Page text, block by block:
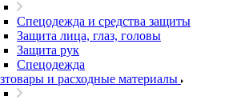
Спецодежда и средства защиты
Защита лица, глаз, головы
Защита рук
Спецодежда
и расходные материалы